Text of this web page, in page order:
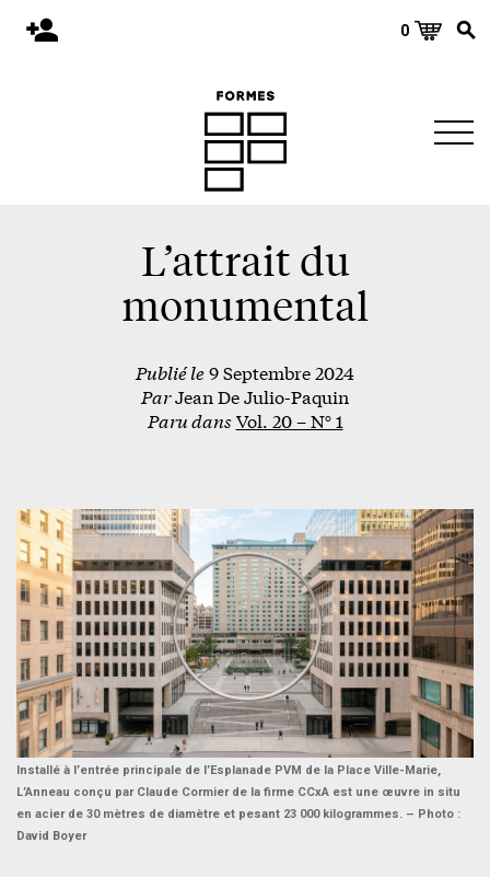
0
Environnement
Événements et conférences
L’attrait du
monumental
Publié le9 Septembre 2024
ParJean De Julio-Paquin
Paru dans Vol. 20 – N° 1
Installé à l’entrée principale de l’Esplanade PVM de la Place Ville-Marie,
L’Anneau conçu par Claude Cormier de la firme CCxA est une œuvre in situ
en acier de 30 mètres de diamètre et pesant 23 000 kilogrammes. – Photo :
David Boyer